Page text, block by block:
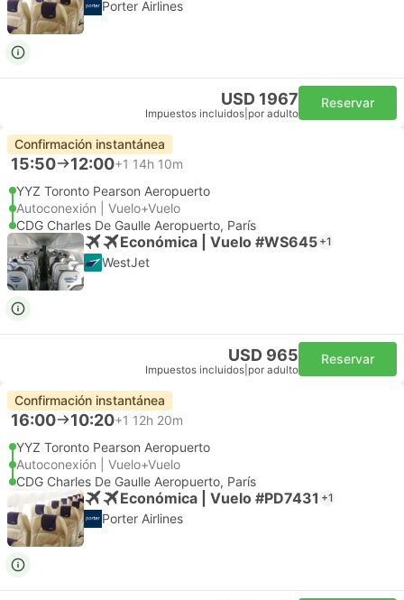
Porter Airlines
USD 1967
Impuestos incluidos por adulto
Reservar
Confirmación instantánea
15:50 12:00+1 14h 10m
YYZ Toronto Pearson Aeropuerto
Autoconexión | Vuelo+Vuelo
CDG Charles De Gaulle Aeropuerto, París
Económica | Vuelo #WS645 +1
WestJet
USD 965
Impuestos incluidos por adulto
Reservar
Confirmación instantánea
16:00 10:20+1 12h 20m
YYZ Toronto Pearson Aeropuerto
Autoconexión | Vuelo+Vuelo
CDG Charles De Gaulle Aeropuerto, París
Económica | Vuelo #PD7431 +1
Porter Airlines